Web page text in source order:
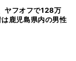
ヤフオフで128万
鹿児島県内の男性